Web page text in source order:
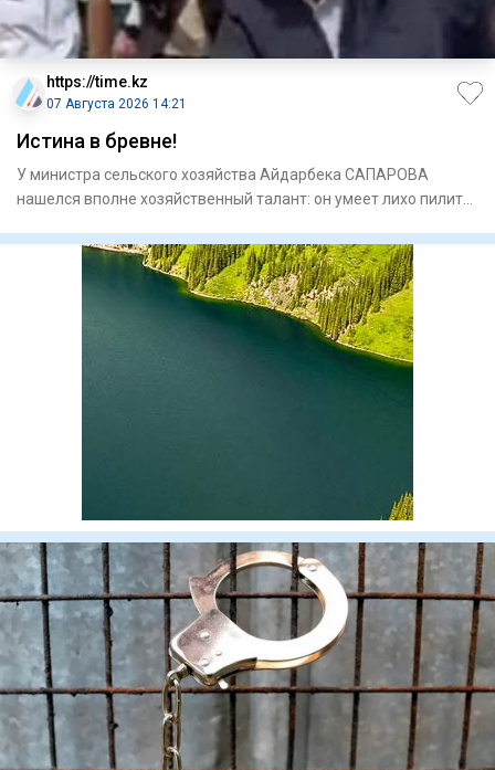
https://time.kz
07 Августа 2026 14:21
Истина в бревне!
У министра сельского хозяйства Айдарбека САПАРОВА
нашелся вполне хозяйственный талант: он умеет лихо пилить